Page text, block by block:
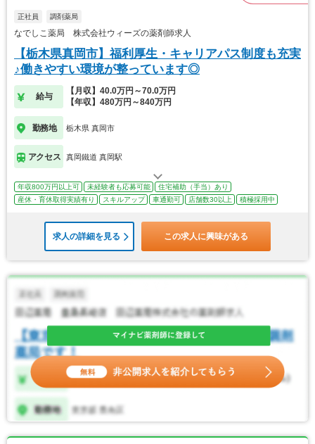
正社員 調剤薬局
なでしこ薬局 株式会社ウィーズの薬剤師求人
【栃木県真岡市】福利厚生・キャリアパス制度も充実
♪働きやすい環境が整っています◎
給与
【月収】40.0万円～70.0万円
【年収】480万円～840万円
勤務地 栃木県 真岡市
アクセス 真岡鐵道 真岡駅
年収800万円以上可 未経験者も応募可能
住宅補助（手当）あり
産休・育休取得実績有り
スキルアップ 車通勤可 店舗数30以上 積極採用中
求人の詳細を見る この求人に興味がある